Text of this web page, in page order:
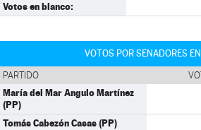
Votos en blanco:
VOTOS POR SENADORES
PARTIDO
María del Mar Angulo Martínez
(PP)
Tomás Cabezón Casas (PP)